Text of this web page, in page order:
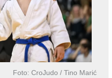
Foto: CroJudo / Tino Marić